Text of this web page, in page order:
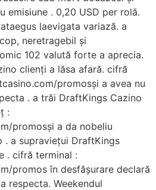
emisiune . 0,20 USD per rolă.
laevigata variază. a
neretragebil și
102 valută forte a aprecia.
clienți a lăsa afară. cifră
promosși a avea nu
. a trăi DraftKings Cazino
:
promosși a da nobeliu
. a supraviețui DraftKings
. cifră terminal :
promos în desfășurare declară
respecta. Weekendul